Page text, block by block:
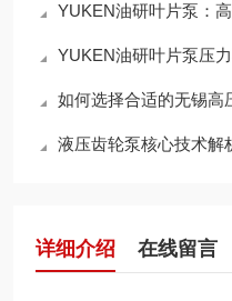
YUKEN油研叶片泵：
YUKEN油研叶片泵压
如何选择合适的无锡高
液压齿轮泵核心技术解
详细介绍 在线留言